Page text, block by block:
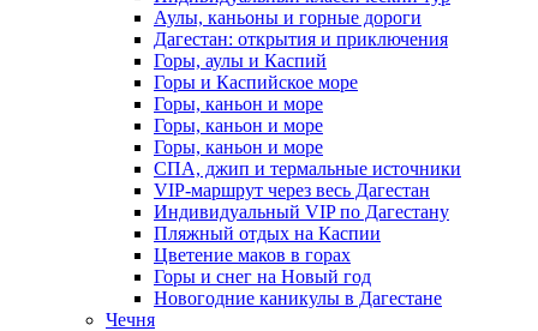
Аулы, каньоны и горные дороги
Дагестан: открытия и приключения
Горы, аулы и Каспий
Горы и Каспийское море
Горы, каньон и море
Горы, каньон и море
Горы, каньон и море
СПА, джип и термальные источники
VIP-маршрут через весь Дагестан
Индивидуальный VIP по Дагестану
Пляжный отдых на Каспии
Цветение маков в горах
Горы и снег на Новый год
Новогодние каникулы в Дагестане
Чечня